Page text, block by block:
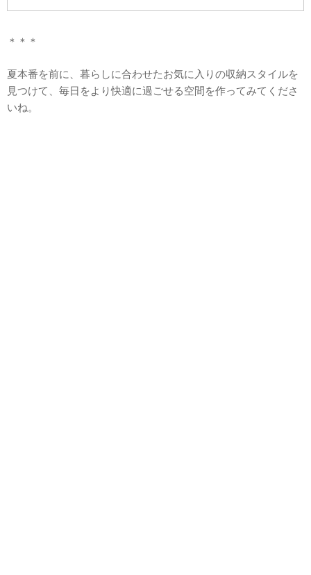
＊＊＊
夏本番を前に、暮らしに合わせたお気に入りの収納スタイルを
見つけて、毎日をより快適に過ごせる空間を作ってみてくださ
いね。